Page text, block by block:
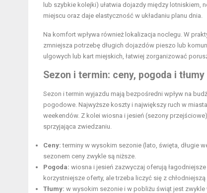
lub szybkie kolejki) ułatwia dojazdy między lotniskiem,
miejscu oraz daje elastyczność w układaniu planu dnia.
Na komfort wpływa również lokalizacja noclegu. W
zmniejsza potrzebę długich dojazdów pieszo lub
ulgowych lub kart miejskich, łatwiej zorganizować
Sezon i termin: ceny, pogoda i tłumy
Sezon i termin wyjazdu mają bezpośredni wpływ na
pogodowe. Najwyższe koszty i największy ruch w
weekendów. Z kolei wiosna i jesień (sezony
sprzyjająca zwiedzaniu.
Ceny: terminy w wysokim sezonie (lato, święta, długie
sezonem ceny zwykle są niższe.
Pogoda: wiosna i jesień zazwyczaj oferują
korzystniejsze oferty, ale trzeba liczyć się z chłodniejszą
Tłumy: w wysokim sezonie i w pobliżu świąt jest